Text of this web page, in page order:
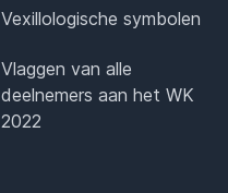
Vexillologische symbolen
Vlaggen van alle
deelnemers aan het WK
2022